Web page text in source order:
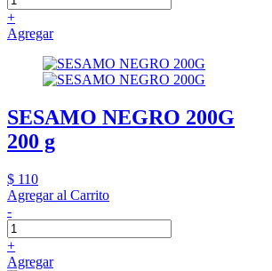
+
Agregar
SESAMO NEGRO 200G
200 g
$ 110
Agregar al Carrito
-
+
Agregar